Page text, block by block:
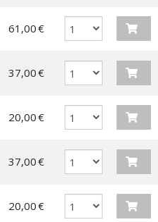
61,00 €
37,00 €
20,00 €
37,00 €
20,00 €